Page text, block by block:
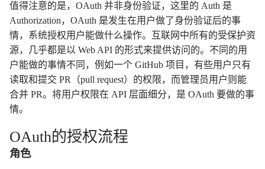
值得注意的是，OAuth 并非身份验证，这里的 Auth 是
Authorization，OAuth 是发生在用户做了身份验证后的事
情，系统授权用户能做什么操作。互联网中所有的受保护资
源，几乎都是以 Web API 的形式来提供访问的。不同的用
户能做的事情不同，例如一个 GitHub 项目，有些用户只有
读取和提交 PR（pull request）的权限，而管理员用户则能
合并 PR。将用户权限在 API 层面细分，是 OAuth 要做的事
情。
OAuth的授权流程
角色